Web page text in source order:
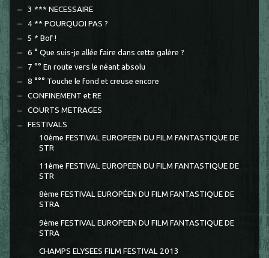
3 *** NECESSAIRE
4 ** POURQUOI PAS ?
5 * Bof !
6 ° Que suis-je allée faire dans cette galère ?
7 °° En route vers le néant absolu
8 °°° Touche le fond et creuse encore
CONFINEMENT et RE
COURTS METRAGES
FESTIVALS
10ème FESTIVAL EUROPEEN DU FILM FANTASTIQUE DE
STR
11ème FESTIVAL EUROPEEN DU FILM FANTASTIQUE DE
STR
8ème FESTIVAL EUROPÉEN DU FILM FANTASTIQUE DE
STRA
9ème FESTIVAL EUROPEEN DU FILM FANTASTIQUE DE
STRA
CHAMPS ELYSEES FILM FESTIVAL 2013